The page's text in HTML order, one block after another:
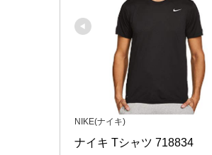
NIKE(ナイキ)
ナイキ Tシャツ 718834